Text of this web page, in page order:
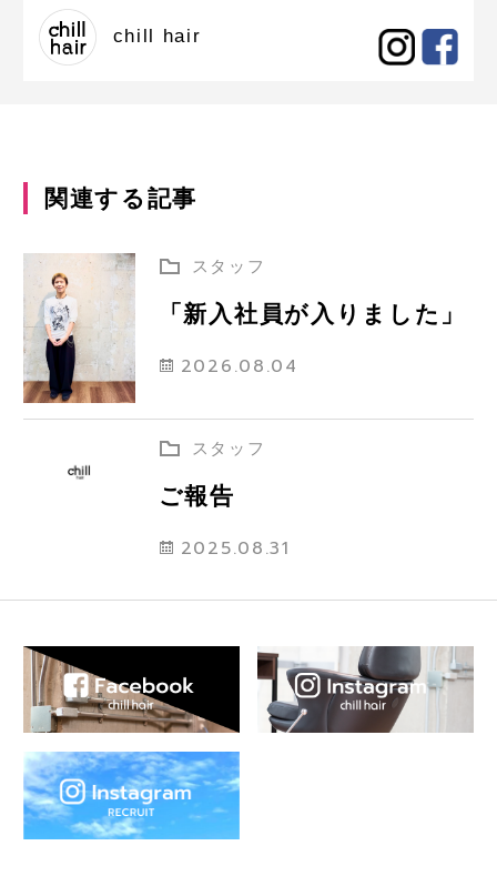
chill hair
関連する記事
スタッフ
「新入社員が入りました」
2026.08.04
スタッフ
ご報告
2025.08.31